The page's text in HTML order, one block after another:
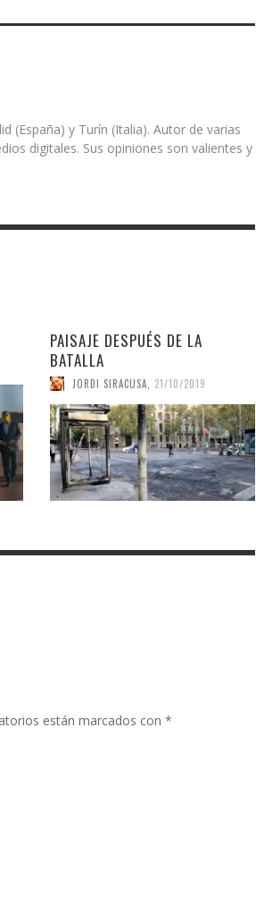
(España) y Turín (Italia). Autor de varias
digitales. Sus opiniones son valientes y
PAISAJE DESPUÉS DE LA
BATALLA
JORDI SIRACUSA 21/10/2019
están marcados con *